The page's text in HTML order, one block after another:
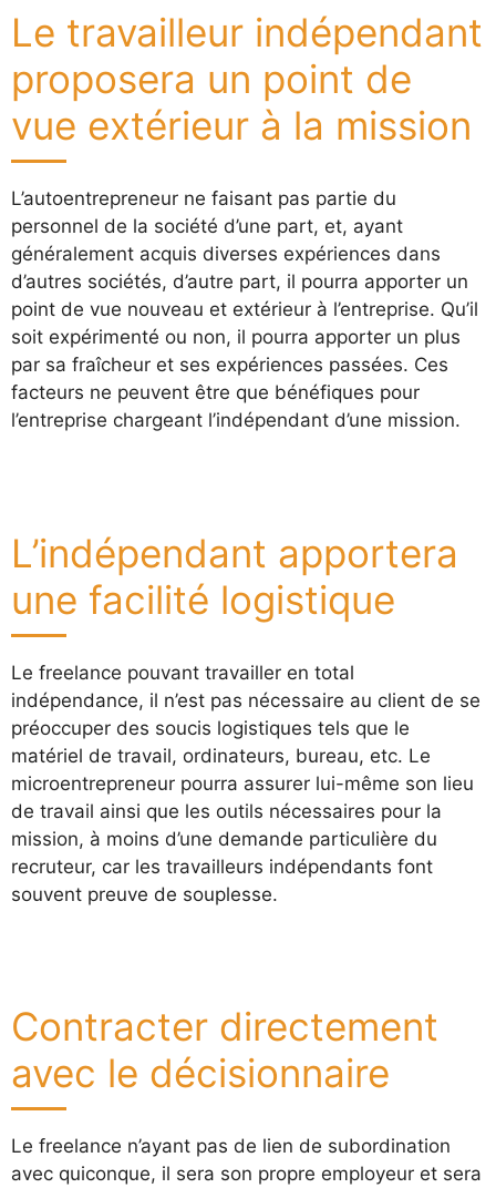
Le travailleur indépendant
proposera un point de
vue extérieur à la mission
L’autoentrepreneur ne faisant pas partie du
personnel de la société d’une part, et, ayant
généralement acquis diverses expériences dans
d’autres sociétés, d’autre part, il pourra apporter un
point de vue nouveau et extérieur à l’entreprise. Qu’il
soit expérimenté ou non, il pourra apporter un plus
par sa fraîcheur et ses expériences passées. Ces
facteurs ne peuvent être que bénéfiques pour
l’entreprise chargeant l’indépendant d’une mission.
L’indépendant apportera
une facilité logistique
Le freelance pouvant travailler en total
indépendance, il n’est pas nécessaire au client de se
préoccuper des soucis logistiques tels que le
matériel de travail, ordinateurs, bureau, etc. Le
microentrepreneur pourra assurer lui-même son lieu
de travail ainsi que les outils nécessaires pour la
mission, à moins d’une demande particulière du
recruteur, car les travailleurs indépendants font
souvent preuve de souplesse.
Contracter directement
avec le décisionnaire
Le freelance n’ayant pas de lien de subordination
avec quiconque, il sera son propre employeur et sera